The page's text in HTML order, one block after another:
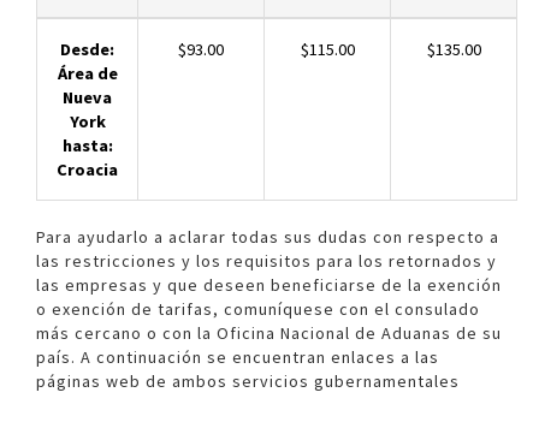
Desde:
Área de
Nueva
York
hasta:
Croacia
$93.00 $115.00 $135.00
Para ayudarlo a aclarar todas sus dudas con respecto a
las restricciones y los requisitos para los retornados y
las empresas y que deseen beneficiarse de la exención
o exención de tarifas, comuníquese con el consulado
más cercano o con la Oficina Nacional de Aduanas de su
país. A continuación se encuentran enlaces a las
páginas web de ambos servicios gubernamentales